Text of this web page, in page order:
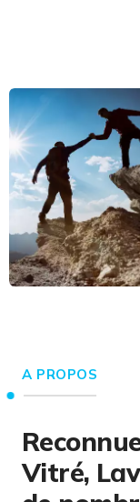
A PROPOS
Vitré,